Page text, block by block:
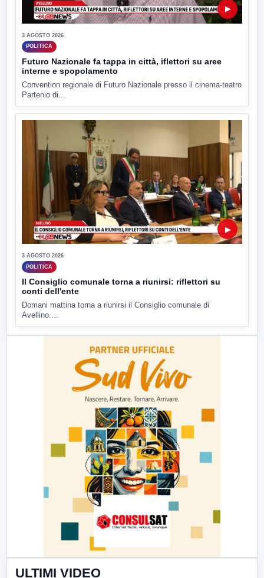
▶
3 AGOSTO 2026
POLITICA
Futuro Nazionale fa tappa in città, iflettori su aree
interne e spopolamento
Convention regionale di Futuro Nazionale presso il cinema-teatro
Partenio di...
▶
3 AGOSTO 2026
POLITICA
Il Consiglio comunale torna a riunirsi: riflettori su
conti dell'ente
Domani mattina torna a riunirsi il Consiglio comunale di
Avellino....
ULTIMI VIDEO